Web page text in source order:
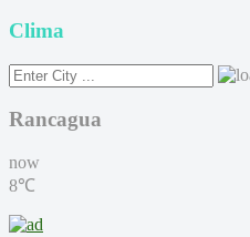
Clima
Rancagua
now
8℃